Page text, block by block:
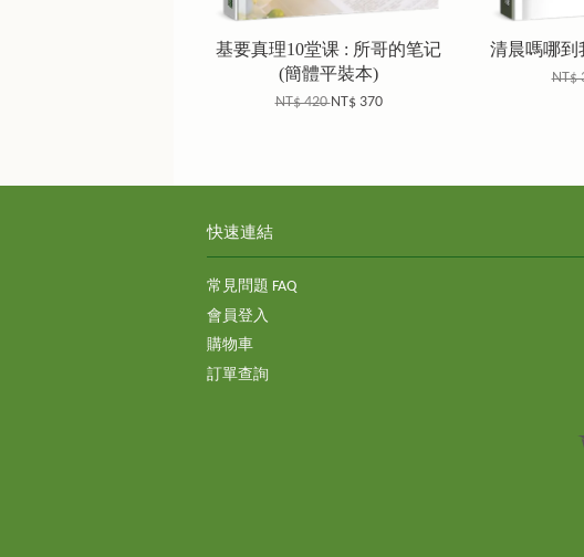
基要真理10堂课 : 所哥的笔记
(簡體平裝本)
NT$ 420NT$ 370
清晨嗎哪到
NT$
快速連結
常見問題 FAQ
會員登入
購物車
訂單查詢